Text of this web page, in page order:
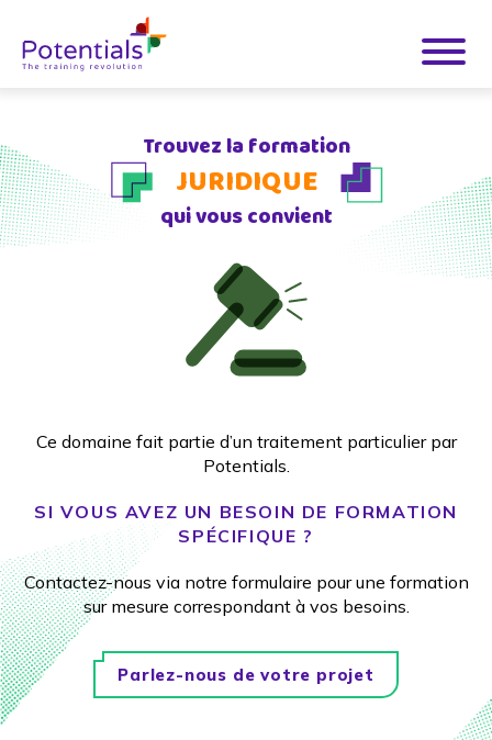
Trouvez la formation
JURIDIQUE
qui vous convient
Ce domaine fait partie d’un traitement particulier par
Potentials.
SI VOUS AVEZ UN BESOIN DE FORMATION
SPÉCIFIQUE ?
Contactez-nous via notre formulaire pour une formation
sur mesure correspondant à vos besoins.
Parlez-nous de votre projet